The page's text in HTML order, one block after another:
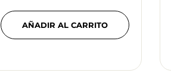
AÑADIR AL CARRITO